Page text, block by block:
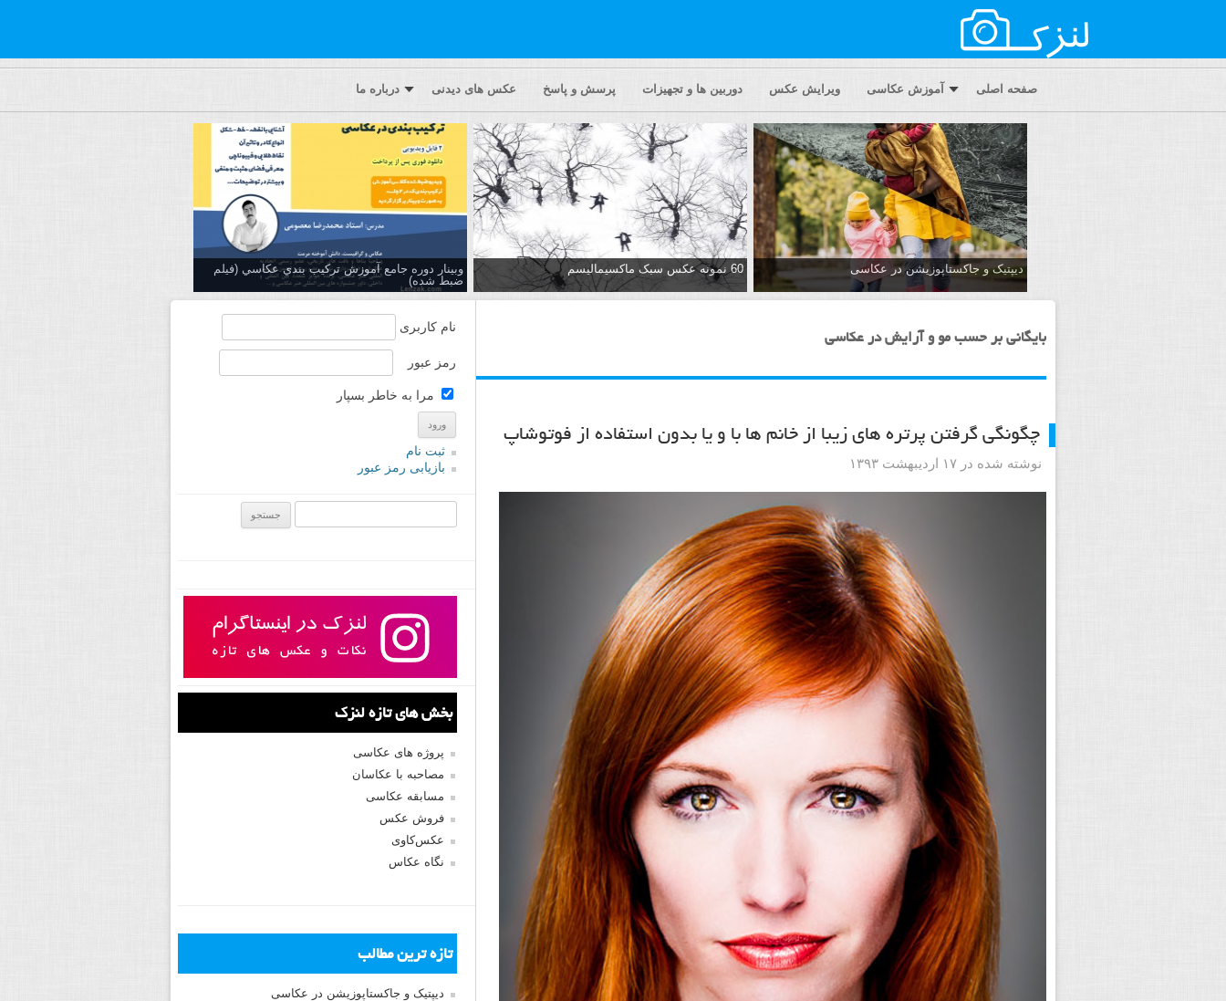
صفحه اصلی آموزش عکاسی ویرایش عکس دوربین ها و تجهیزات پرسش و پاسخ عکس های دیدنی درباره ما
دیپتیک و جاکستا‌پوزیشن در عکاسی 60 نمونه عکس سبک ماکسیمالیسم
وبینار دوره جامع آموزش تركيب بندي عكاسي (فیلم
ضبط شده)
بایگانی بر حسب مو و آرایش در عکاسی
چگونگی گرفتن پرتره های زیبا از خانم ها با و یا بدون استفاده از فوتوشاپ
نوشته شده در ۱۷ اردیبهشت ۱۳۹۳
نام کاربری
رمز عبور
مرا به خاطر بسپار
ثبت نام
بازیابی رمز عبور
بخش های تازه لنزک
پروژه های عکاسی
مصاحبه با عکاسان
مسابقه عکاسی
فروش عکس
عکس‌کاوی
نگاه عکاس
تازه ترین مطالب
دیپتیک و جاکستا‌پوزیشن در عکاسی